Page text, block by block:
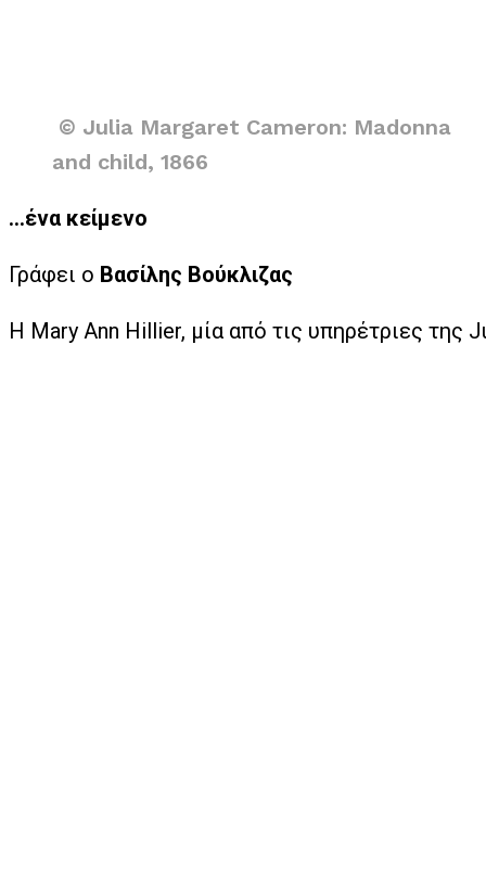
© Julia Margaret Cameron: Madonna
and child, 1866
…ένα κείμενο
Γράφει ο Βασίλης Βούκλιζας
Η Mary Ann Hillier, μία από τις υπηρέτριες